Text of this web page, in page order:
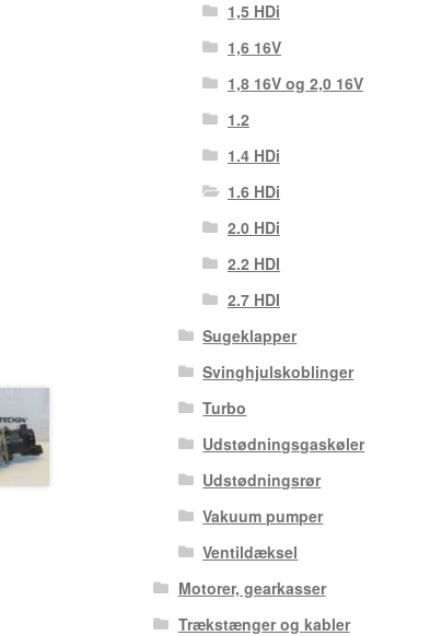
1,5 HDi
1,6 16V
1,8 16V og 2,0 16V
1.2
1.4 HDi
1.6 HDi
2.0 HDi
2.2 HDI
2.7 HDI
Sugeklapper
Svinghjulskoblinger
Turbo
Udstødningsgaskøler
Udstødningsrør
Vakuum pumper
Ventildæksel
Motorer, gearkasser
Trækstænger og kabler